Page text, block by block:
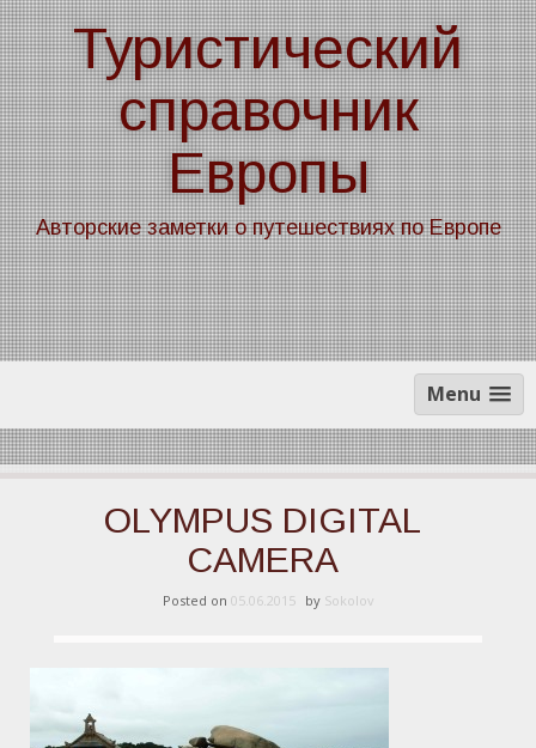
Skip
to
content
Туристический
справочник
Европы
Авторские заметки о путешествиях по Европе
Menu
OLYMPUS DIGITAL
CAMERA
Posted on 05.06.2015 by Sokolov